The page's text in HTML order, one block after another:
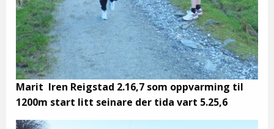
Marit Iren Reigstad 2.16,7 som oppvarming til
1200m start litt seinare der tida vart 5.25,6